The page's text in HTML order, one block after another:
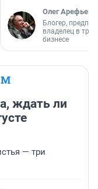
Олег Арефьев
Блогер,
владелец в
бизнесе
ждать ли
— три